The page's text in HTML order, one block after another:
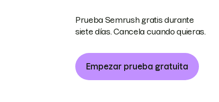
Prueba Semrush gratis durante
siete días. Cancela cuando quieras.
Empezar prueba gratuita